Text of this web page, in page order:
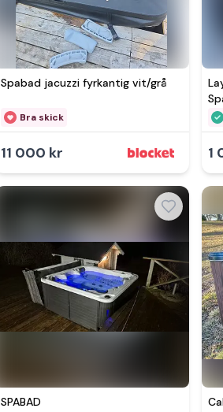
Spabad jacuzzi fyrkantig vit/grå
Bra skick
11 000 kr 1
SPABAD